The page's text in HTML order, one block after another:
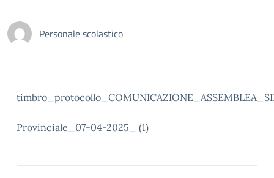
Personale scolastico
Provinciale_07-04-2025_ (1)